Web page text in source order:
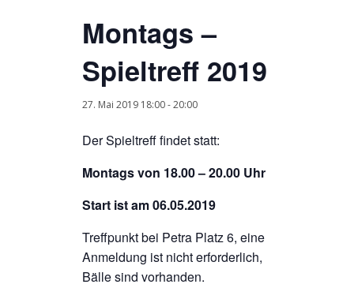
Montags –
Spieltreff 2019
27. Mai 2019 18:00-20:00
Der Spieltreff findet statt:
Montags von 18.00 – 20.00 Uhr
Start ist am 06.05.2019
Treffpunkt bei Petra Platz 6, eine
Anmeldung ist nicht erforderlich,
Bälle sind vorhanden.